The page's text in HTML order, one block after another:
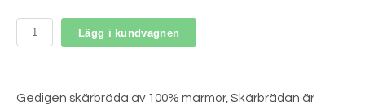
Lägg i kundvagnen
Gedigen skärbräda av 100% marmor, Skärbrädan är